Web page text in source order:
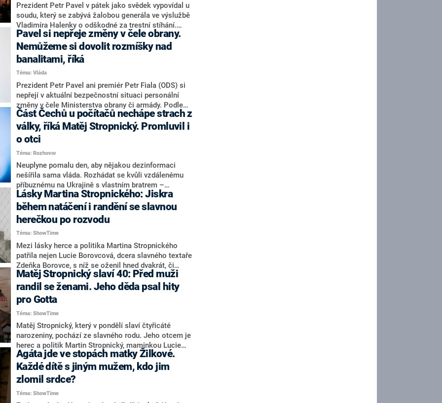
Prezident Petr Pavel v pátek jako svědek vypovídal u
soudu, který se zabývá žalobou generála ve výslužbě
Vladimíra Halenky o odškodné za trestní stíhání.
Halenka byl na jaře roku 2015 obviněn v kauze
převodů vojenského materiálu, jeho stíhání státní
zastupitelství později zastavilo. Pavel, který byl
náčelníkem generálního štábu mezi lety 2012 a 2015,
řekl, že pokud by Halenka obviněn nebyl, mohl by se
pravděpodobně zúčastnit zahraničního vojenského
kurzu v USA. O tom, zda by muž mohl povýšit na
zástupce náčelníka generálního štábu, neuvažoval,
protože pozice v té době nebyla uvolněná, uvedl.
Pavel si nepřeje změny v čele obrany.
Nemůžeme si dovolit rozmíšky nad
banalitami, říká
Téma: Vláda
Prezident Petr Pavel ani premiér Petr Fiala (ODS) si
nepřejí v aktuální bezpečnostní situaci personální
změny v čele Ministerstva obrany či armády. Podle
prezidenta si v současné chvíli nemůžeme dovolit
rozmíšky. Ministryně obrany Jana Černochová (ODS)
se minulý týden ve vysílání CNN Prima NEWS kriticky
vyjádřila na adresu náčelníka generálního štábu Karla
Řehky. Pavel v neděli v pořadu Otázky Václava
Moravce na ČT vyjádřil přesvědčení, že Černochová s
Řehkou se budou schopni domluvit.
Část Čechů u počítačů nechápe strach z
války, říká Matěj Stropnický. Promluvil i
o otci
Téma: Rozhovor
Neuplyne pomalu den, aby nějakou dezinformaci
nešířila sama vláda. Rozhádat se kvůli vzdálenému
příbuznému na Ukrajině s vlastním bratrem –
Slovenskem, je nebetyčná pitomost. S otcem se dnes
politicky shodujeme na více věcech než dříve. Nejen
to v rozhovoru pro CNN Prima NEWS prohlásil bývalý
předseda Strany zelených, herec a novinář Matěj
Stropnický.
Lásky Martina Stropnického: Jiskra
během natáčení i randění se slavnou
herečkou po rozvodu
Téma: ShowTime
Mezi lásky herce a politika Martina Stropnického
patřila nejen Lucie Borovcová, dcera slavného textaře
Zdeňka Borovce, s níž se oženil hned dvakrát, či
herečka Veronika Žilková. Románek prožil také s o
deset let starší herečkou Danielou Kolářovou.
Matěj Stropnický slaví 40: Před muži
randil se ženami. Jeho děda psal hity
pro Gotta
Téma: ShowTime
Matěj Stropnický, který v pondělí slaví čtyřicáté
narozeniny, pochází ze slavného rodu. Jeho otcem je
herec a politik Martin Stropnický, maminkou Lucie
Borovcová, dcera legendárního textaře Zdeňka
Borovce, který pro Karla Gotta napsal řadu hitů. Jak
jeho rodina přijala, že se mu líbí muži?
Agáta jde ve stopách matky Žilkové.
Každé dítě s jiným mužem, kdo jim
zlomil srdce?
Téma: ShowTime